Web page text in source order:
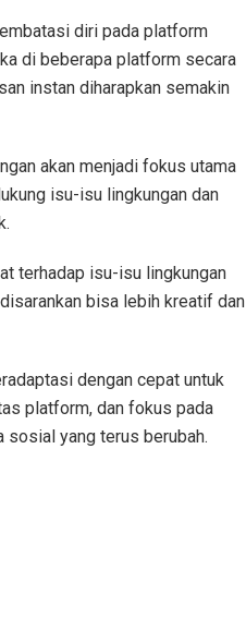
diri pada platform
di beberapa platform secara
instan diharapkan semakin
akan menjadi fokus utama
isu-isu lingkungan dan
terhadap isu-isu lingkungan
bisa lebih kreatif dan
dengan cepat untuk
platform, dan fokus pada
sosial yang terus berubah.